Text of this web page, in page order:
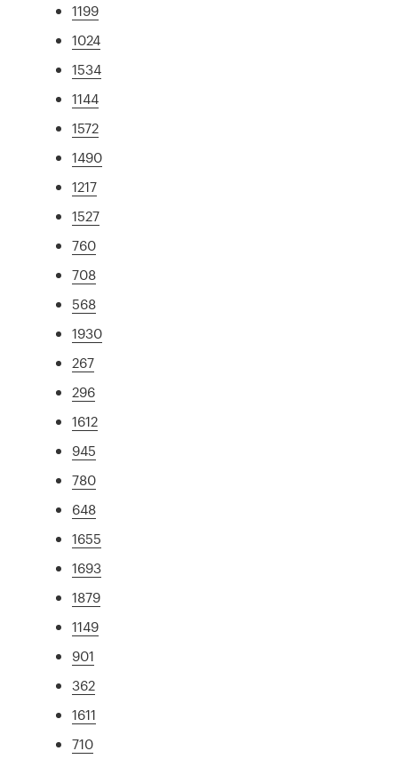
1199
1024
1534
1144
1572
1490
1217
1527
760
708
568
1930
267
296
1612
945
780
648
1655
1693
1879
1149
901
362
1611
710